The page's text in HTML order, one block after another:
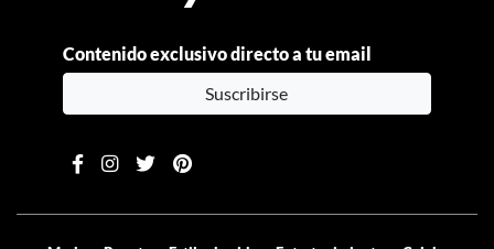
Contenido exclusivo directo a tu email
Suscribirse